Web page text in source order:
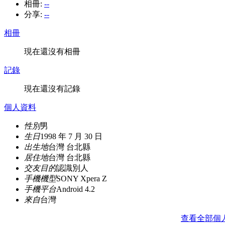
相冊: --
分享: --
相冊
現在還沒有相冊
記錄
現在還沒有記錄
個人資料
性別男
生日1998 年 7 月 30 日
出生地台灣 台北縣
居住地台灣 台北縣
交友目的認識別人
手機機型SONY Xpera Z
手機平台Android 4.2
來自台灣
查看全部個